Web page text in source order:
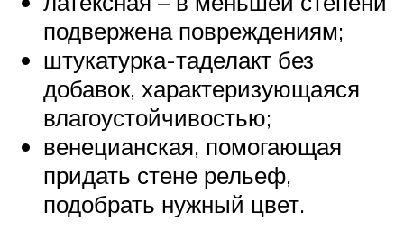
подвержена повреждениям;
штукатурка-таделакт без
добавок, характеризующаяся
влагоустойчивостью;
венецианская, помогающая
придать стене рельеф,
подобрать нужный цвет.